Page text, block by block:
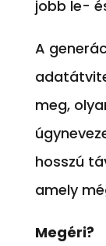
jobb le-
A
meg,
hosszú
amely
Megéri?